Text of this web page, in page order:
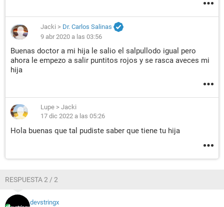
Jacki > Dr. Carlos Salinas
9 abr 2020 a las 03:56
Buenas doctor a mi hija le salio el salpullodo igual pero
ahora le empezo a salir puntitos rojos y se rasca aveces mi
hija
Lupe > Jacki
17 dic 2022 a las 05:26
Hola buenas que tal pudiste saber que tiene tu hija
RESPUESTA 2 / 2
devstringx